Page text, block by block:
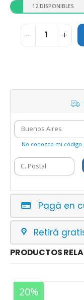
12 DISPONIBLES
No conozco mi código
Pagá en
Retirá
PRODUCTOS
20%